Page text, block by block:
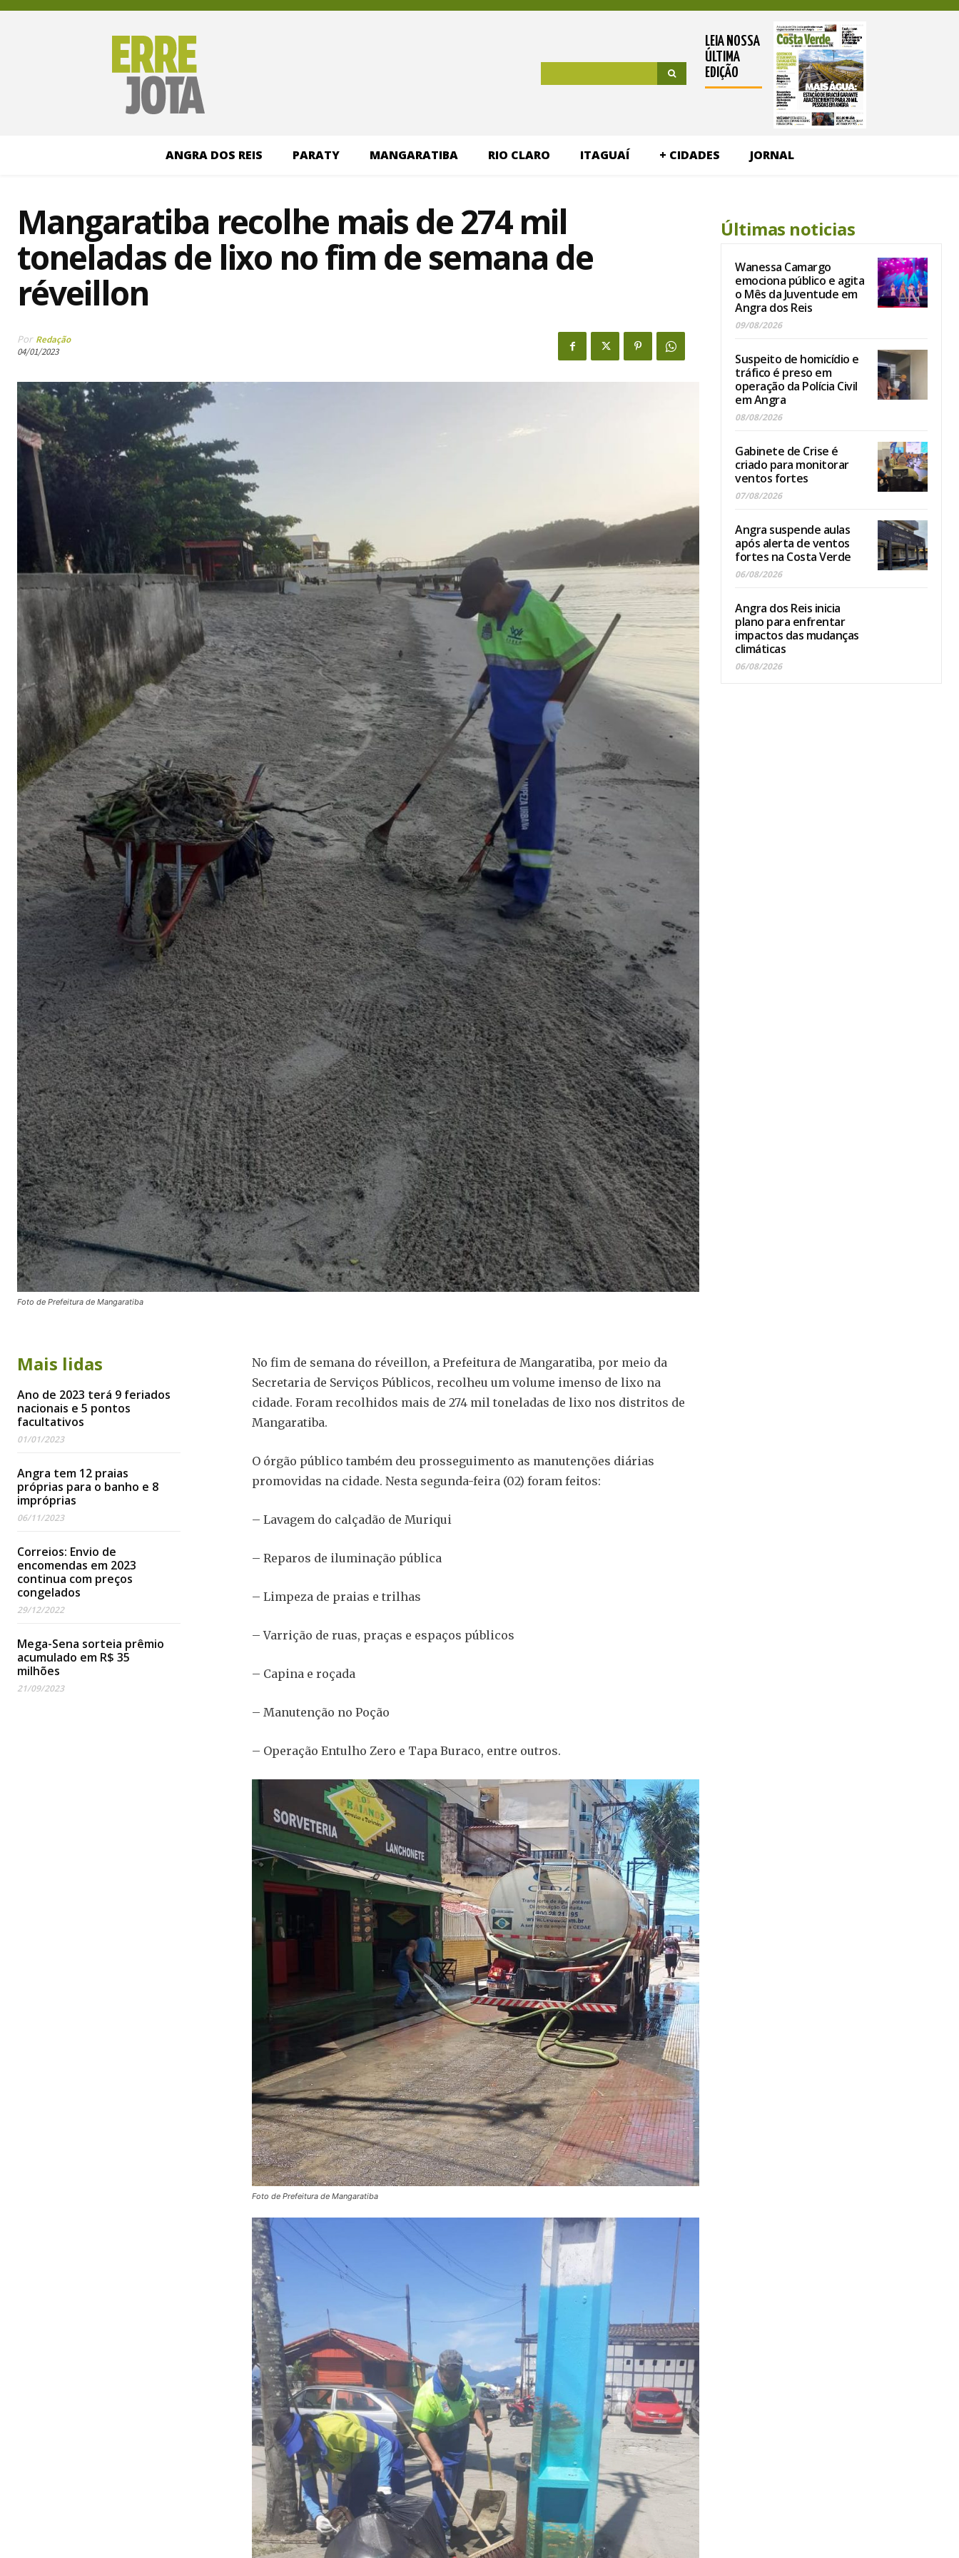
LEIA NOSSA
ÚLTIMA
EDIÇÃO
ANGRA DOS REIS PARATY MANGARATIBA RIO CLARO ITAGUAÍ + CIDADES JORNAL
Mangaratiba recolhe mais de 274 mil
toneladas de lixo no fim de semana de
réveillon
Por Redação
04/01/2023
Foto de Prefeitura de Mangaratiba
Mais lidas
Ano de 2023 terá 9 feriados
nacionais e 5 pontos
facultativos
01/01/2023
Angra tem 12 praias
próprias para o banho e 8
impróprias
06/11/2023
Correios: Envio de
encomendas em 2023
continua com preços
congelados
29/12/2022
Mega-Sena sorteia prêmio
acumulado em R$ 35
milhões
21/09/2023
No fim de semana do réveillon, a Prefeitura de Mangaratiba, por meio da
Secretaria de Serviços Públicos, recolheu um volume imenso de lixo na
cidade. Foram recolhidos mais de 274 mil toneladas de lixo nos distritos de
Mangaratiba.
O órgão público também deu prosseguimento as manutenções diárias
promovidas na cidade. Nesta segunda-feira (02) foram feitos:
– Lavagem do calçadão de Muriqui
– Reparos de iluminação pública
– Limpeza de praias e trilhas
– Varrição de ruas, praças e espaços públicos
– Capina e roçada
– Manutenção no Poção
– Operação Entulho Zero e Tapa Buraco, entre outros.
Foto de Prefeitura de Mangaratiba
Últimas noticias
Wanessa Camargo
emociona público e agita
o Mês da Juventude em
Angra dos Reis
09/08/2026
Suspeito de homicídio e
tráfico é preso em
operação da Polícia Civil
em Angra
08/08/2026
Gabinete de Crise é
criado para monitorar
ventos fortes
07/08/2026
Angra suspende aulas
após alerta de ventos
fortes na Costa Verde
06/08/2026
Angra dos Reis inicia
plano para enfrentar
impactos das mudanças
climáticas
06/08/2026